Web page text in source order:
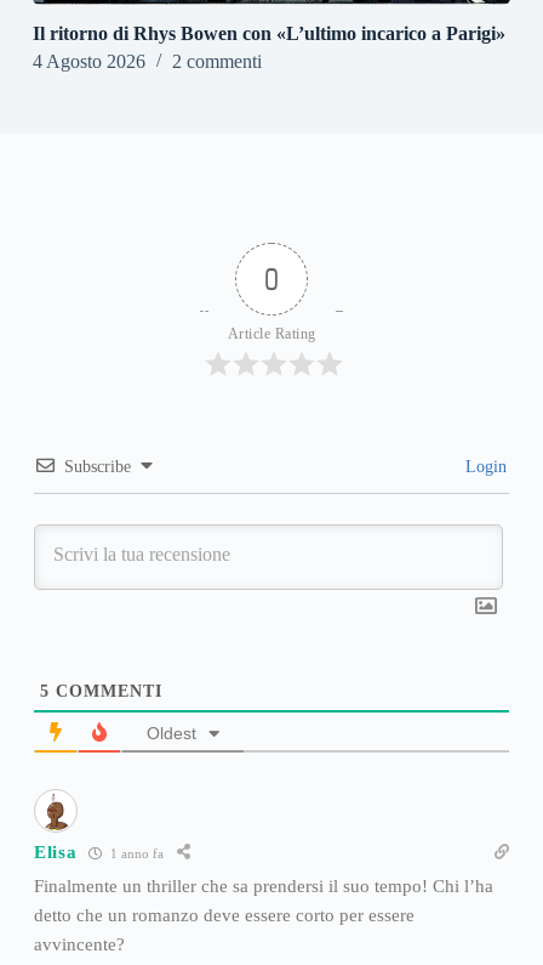
Il ritorno di Rhys Bowen con «L’ultimo incarico a Parigi»
4 Agosto 2026
2 commenti
0
Article Rating
Subscribe Login
5 COMMENTI
Oldest
Elisa 1 anno fa
Finalmente un thriller che sa prendersi il suo tempo! Chi l’ha
detto che un romanzo deve essere corto per essere
avvincente?